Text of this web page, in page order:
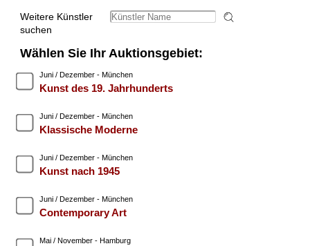
Weitere Künstler
suchen
Wählen Sie Ihr Auktionsgebiet:
Juni / Dezember - München
Kunst des 19. Jahrhunderts
Juni / Dezember - München
Klassische Moderne
Juni / Dezember - München
Kunst nach 1945
Juni / Dezember - München
Contemporary Art
Mai / November - Hamburg